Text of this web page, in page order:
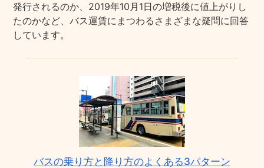
発行されるのか、2019年10月1日の増税後に値上がりし
たのかなど、バス運賃にまつわるさまざまな疑問に回答
しています。
バスの乗り方と降り方のよくある3パターン